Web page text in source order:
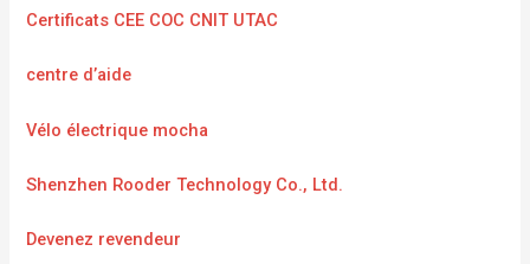
Certificats CEE COC CNIT UTAC
centre d’aide
Vélo électrique mocha
Shenzhen Rooder Technology Co., Ltd.
Devenez revendeur